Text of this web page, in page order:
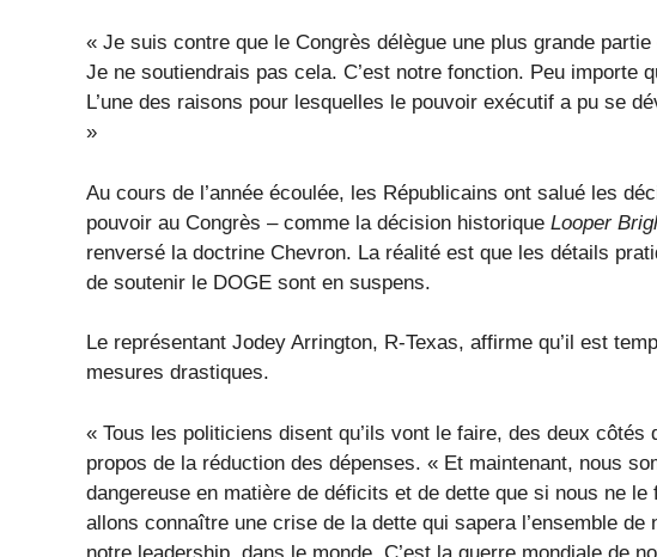
« Je suis contre que le Congrès délègue une plus grande
Je ne soutiendrais pas cela. C’est notre fonction. Peu importe
L’une des raisons pour lesquelles le pouvoir exécutif a pu se
»
Au cours de l’année écoulée, les Républicains ont salué les
pouvoir au Congrès – comme la décision historique Looper
renversé la doctrine Chevron. La réalité est que les détails
de soutenir le DOGE sont en suspens.
Le représentant Jodey Arrington, R-Texas, affirme qu’il est
mesures drastiques.
« Tous les politiciens disent qu’ils vont le faire, des deux côtés
propos de la réduction des dépenses. « Et maintenant, nous
dangereuse en matière de déficits et de dette que si nous ne
allons connaître une crise de la dette qui sapera l’ensemble